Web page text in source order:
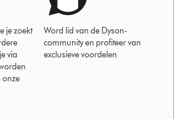
je zoekt
via
onze
Word lid van de Dyson-
community en profiteer van
exclusieve voordelen